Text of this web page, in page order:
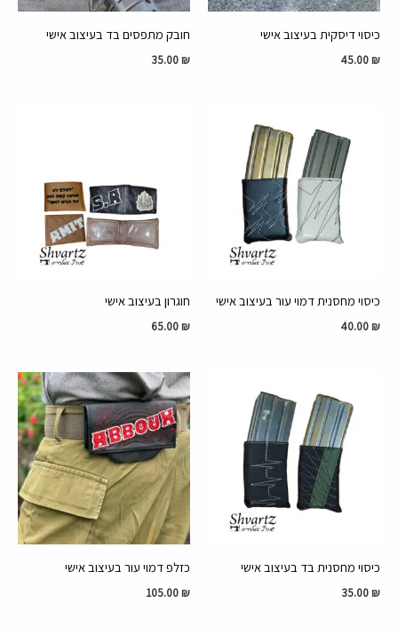
כיסוי דיסקית בעיצוב אישי
45.00 ₪
חובק מתפסים בד בעיצוב אישי
35.00 ₪
כיסוי מחסנית דמוי עור בעיצוב אישי
40.00 ₪
חוגרון בעיצוב אישי
65.00 ₪
כיסוי מחסנית בד בעיצוב אישי
35.00 ₪
כזלפ דמוי עור בעיצוב אישי
105.00 ₪